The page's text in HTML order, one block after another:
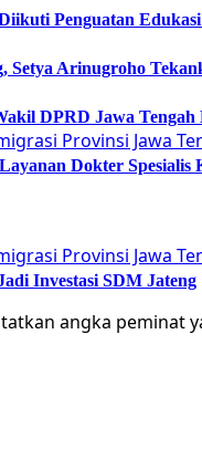
Penguatan
Setya Arinugroho
DPRD Jawa
Dokter Spesialis
Investasi SDM Jateng
angka